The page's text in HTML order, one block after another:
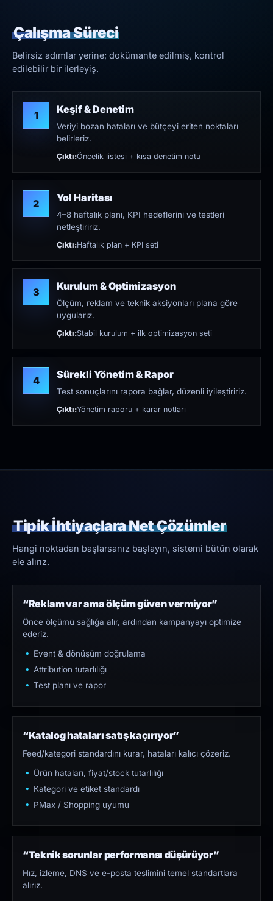
Çalışma Süreci
Belirsiz adımlar yerine; dokümante edilmiş, kontrol
edilebilir bir ilerleyiş.
1 Keşif & Denetim
Veriyi bozan hataları ve bütçeyi eriten noktaları
belirleriz.
Çıktı:Öncelik listesi + kısa denetim notu
2 Yol Haritası
4–8 haftalık planı, KPI hedeflerini ve testleri
netleştiririz.
Çıktı:Haftalık plan + KPI seti
3 Kurulum & Optimizasyon
Ölçüm, reklam ve teknik aksiyonları plana göre
uygularız.
Çıktı:Stabil kurulum + ilk optimizasyon seti
4 Sürekli Yönetim & Rapor
Test sonuçlarını rapora bağlar, düzenli iyileştiririz.
Çıktı:Yönetim raporu + karar notları
Tipik İhtiyaçlara Net Çözümler
Hangi noktadan başlarsanız başlayın, sistemi bütün olarak
ele alırız.
“Reklam var ama ölçüm güven vermiyor”
Önce ölçümü sağlığa alır, ardından kampanyayı optimize
ederiz.
Event & dönüşüm doğrulama
Attribution tutarlılığı
Test planı ve rapor
“Katalog hataları satış kaçırıyor”
Feed/kategori standardını kurar, hataları kalıcı çözeriz.
Ürün hataları, fiyat/stock tutarlılığı
Kategori ve etiket standardı
PMax / Shopping uyumu
“Teknik sorunlar performansı düşürüyor”
Hız, izleme, DNS ve e-posta teslimini temel standartlara
alırız.